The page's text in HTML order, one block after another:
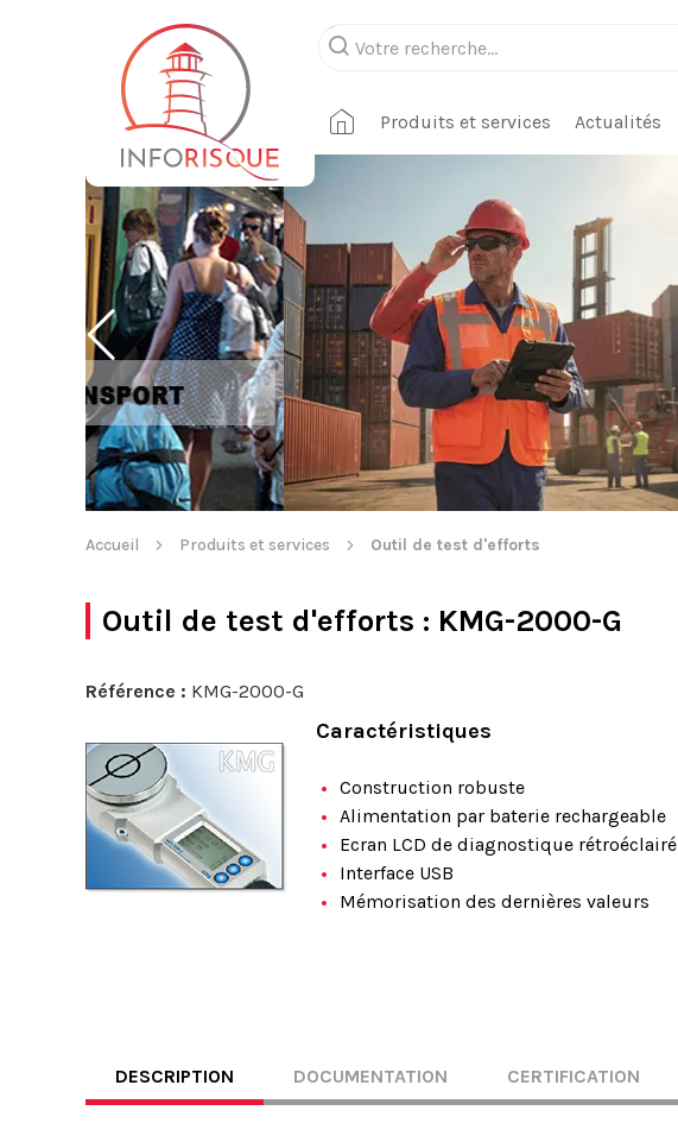
Produits et services Actualités
Accueil Produits et services Outil de test d'efforts
Outil de test d'efforts : KMG-2000-G
Référence : KMG-2000-G
Caractéristiques
Construction robuste
Alimentation par baterie rechargeable
Ecran LCD de diagnostique rétroéclairé
Interface USB
Mémorisation des dernières valeurs
DESCRIPTION DOCUMENTATION CERTIFICATION